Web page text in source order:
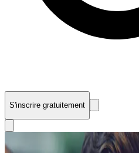
S'inscrire gratuitement